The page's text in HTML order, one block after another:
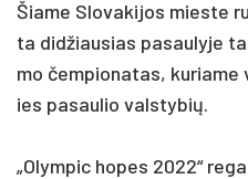
Šia­me Slo­va­ki­jos mies­te
ta did­žiau­sias pa­sau­ly­je
mo čem­pio­na­tas,
ies pa­sau­lio vals­ty­bių.
„Olym­pic ho­pes 2022“